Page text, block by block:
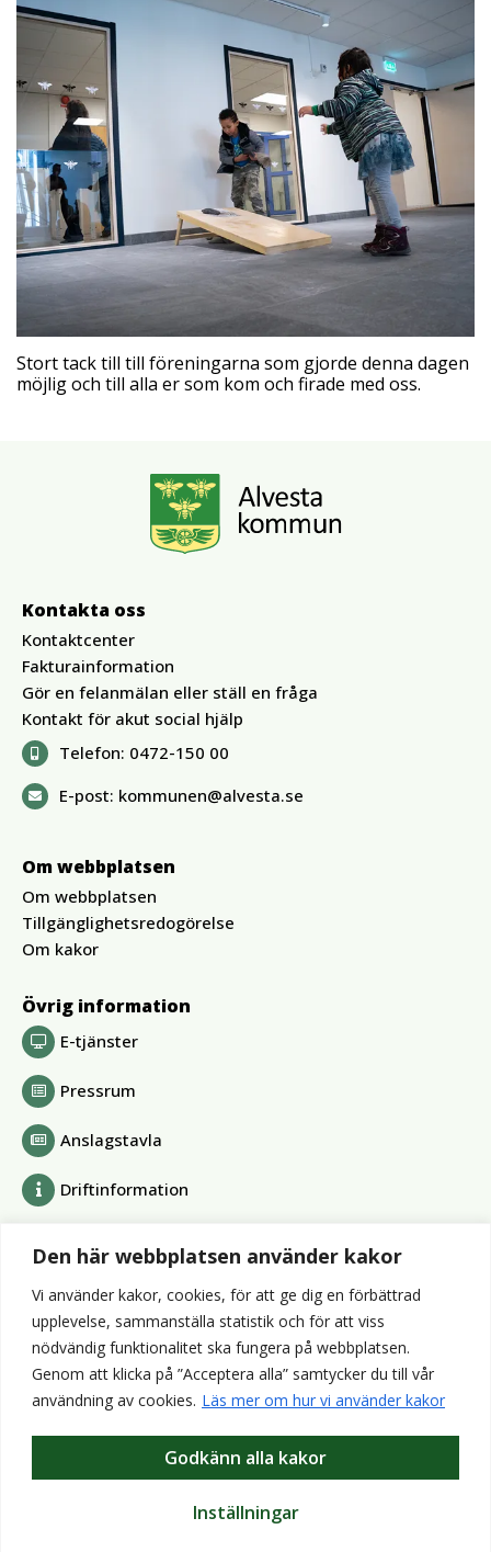
Den här webbplatsen använder kakor
Vi använder kakor, cookies, för att ge dig en förbättrad
upplevelse, sammanställa statistik och för att viss
nödvändig funktionalitet ska fungera på webbplatsen.
Genom att klicka på ”Acceptera alla” samtycker du till vår
användning av cookies. Läs mer om hur vi använder kakor
Inställningar
Godkänn alla kakor
Stort tack till till föreningarna som gjorde denna dagen
möjlig och till alla er som kom och firade med oss.
Kontakta oss
Kontaktcenter
Fakturainformation
Gör en felanmälan eller ställ en fråga
Kontakt för akut social hjälp
Telefon: 0472-150 00
E-post: kommunen@alvesta.se
Om webbplatsen
Om webbplatsen
Tillgänglighetsredogörelse
Om kakor
Övrig information
E-tjänster
Pressrum
Anslagstavla
Driftinformation
Alvesta Renhållnings AB
Alvesta Energi AB
AllboHus Bostad AB
Huseby bruk AB
Värends räddningstjänst
Wexnet AB